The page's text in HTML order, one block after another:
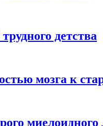
детства
мозга к
миелоидного